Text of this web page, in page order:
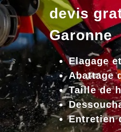
devis
Garonne
Elagage
Abattage
Taille de
Entretien